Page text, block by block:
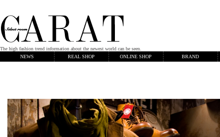
The high fashion trend information about the newest world can be seen.
NEWS
REAL SHOP ONLINE SHOP BRAND